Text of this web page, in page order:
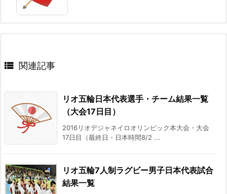
 関連記事
リオ五輪日本代表選手・チーム結果一覧
（大会17日目）
2016リオデジャネイロオリンピック本大会・大会
17日目（最終日・日本時間8/2 ...
リオ五輪7人制ラグビー男子日本代表試合
結果一覧